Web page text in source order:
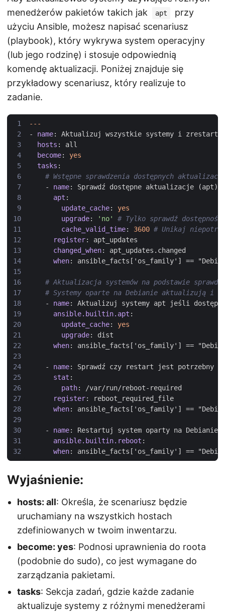
menedżerów pakietów takich jak
apt
przy
użyciu Ansible, możesz napisać scenariusz
(playbook), który wykrywa system operacyjny
(lub jego rodzinę) i stosuje odpowiednią
komendę aktualizacji. Poniżej znajduje się
przykładowy scenariusz, który realizuje to
zadanie.
---
- name:
Aktualizuj wszystkie systemy i
hosts :
all
become:
yes
tasks :
# Wstępne sprawdzenia dostępnych
- name:
Sprawdź dostępne aktualizacje (apt)
apt :
update_cache:
yes
upgrade: 'no'
# Tylko sprawdź
cache_valid_time: 3600 # Unikaj
register:
apt_updates
changed_when:
apt_updates.changed
when: ansible_facts['os_family'] ==
# Aktualizacja systemów na podstawie
# Systemy oparte na Debianie aktualizują i
- name:
Aktualizuj systemy apt jeśli
ansible.builtin.apt :
update_cache:
yes
upgrade:
dist
when: ansible_facts['os_family'] ==
- name:
Sprawdź czy restart jest potrzebny w
stat :
path:
/var/run/reboot-required
register:
reboot_required_file
when: ansible_facts['os_family'] ==
- name:
Restartuj system oparty na Debianie
ansible.builtin.reboot :
when: ansible_facts['os_family'] ==
Wyjaśnienie:
hosts: all: Określa, że scenariusz będzie
uruchamiany na wszystkich hostach
zdefiniowanych w twoim inwentarzu.
become: yes: Podnosi uprawnienia do roota
(podobnie do sudo), co jest wymagane do
zarządzania pakietami.
tasks: Sekcja zadań, gdzie każde zadanie
aktualizuje systemy z różnymi menedżerami